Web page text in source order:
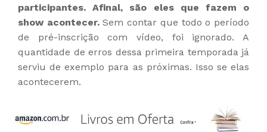
participantes. Afinal, são eles que fazem o
show acontecer.Sem contar que todo o período
de pré-inscrição com vídeo, foi ignorado. A
quantidade de erros dessa primeira temporada já
serviu de exemplo para as próximas. Isso se elas
acontecerem.